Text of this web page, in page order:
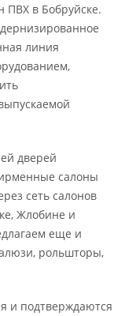
в Бобруйске.
линия
дверей
салоны
сеть салонов
Жлобине и
еще и
рольшторы,
и подтверждаются